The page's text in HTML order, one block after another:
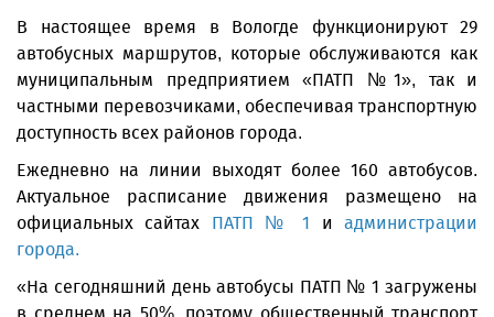
В настоящее время в Вологде функционируют 29
автобусных маршрутов, которые обслуживаются как
муниципальным предприятием «ПАТП №1», так и
частными перевозчиками, обеспечивая транспортную
доступность всех районов города.
Ежедневно на линии выходят более 160 автобусов.
Актуальное расписание движения размещено на
официальных сайтах ПАТП № 1 иадминистрации
города.
«На сегодняшний день автобусы ПАТП № 1 загружены